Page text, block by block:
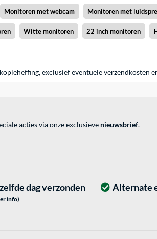
Monitoren met webcam Monitoren met
Witte monitoren 22 inch monitoren
exclusief eventueleverzendkosten
acties via onze exclusieve nieuwsbrief.
Alternate
dag verzonden
info)